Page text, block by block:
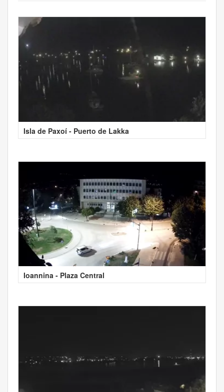
Isla de Paxoí - Puerto de Lakka
Ioannina - Plaza Central